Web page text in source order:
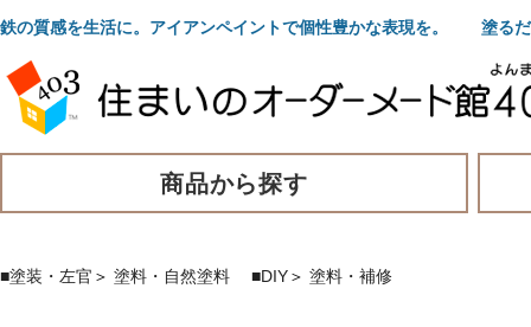
鉄の質感を生活に。アイアンペイントで個性豊かな表現を。 塗るだ
商品から探す
■塗装・左官 ＞ 塗料・自然塗料 ■DIY＞ 塗料・補修